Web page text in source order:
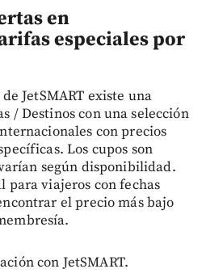
en
especiales por
JetSMART existe una
/ Destinos con una selección
con precios
Los cupos son
según disponibilidad.
para viajeros con fechas
el precio más bajo
con JetSMART.